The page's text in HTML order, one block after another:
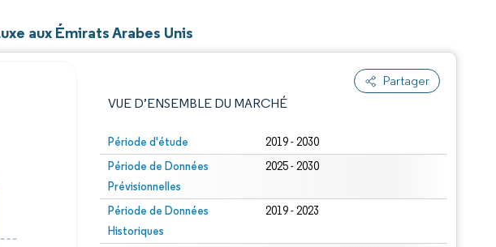
aux Émirats Arabes Unis
Partager
VUE D’ENSEMBLE DU MARCHÉ
Période d'étude 2019 - 2030
Période de Données
Prévisionnelles
2025 - 2030
Période de Données
Historiques
2019 - 2023